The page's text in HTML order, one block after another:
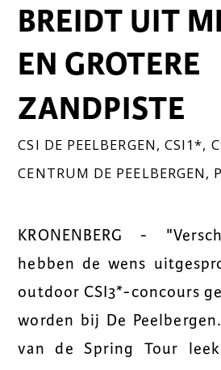
BREIDT UIT
EN GROTERE
ZANDPISTE
CSI DE PEELBERGEN, CSI1*,
CENTRUM DE PEELBERGEN,
KRONENBERG -
hebben de wens
outdoor CSI3*-concours
worden bij De
van de Spring Tour